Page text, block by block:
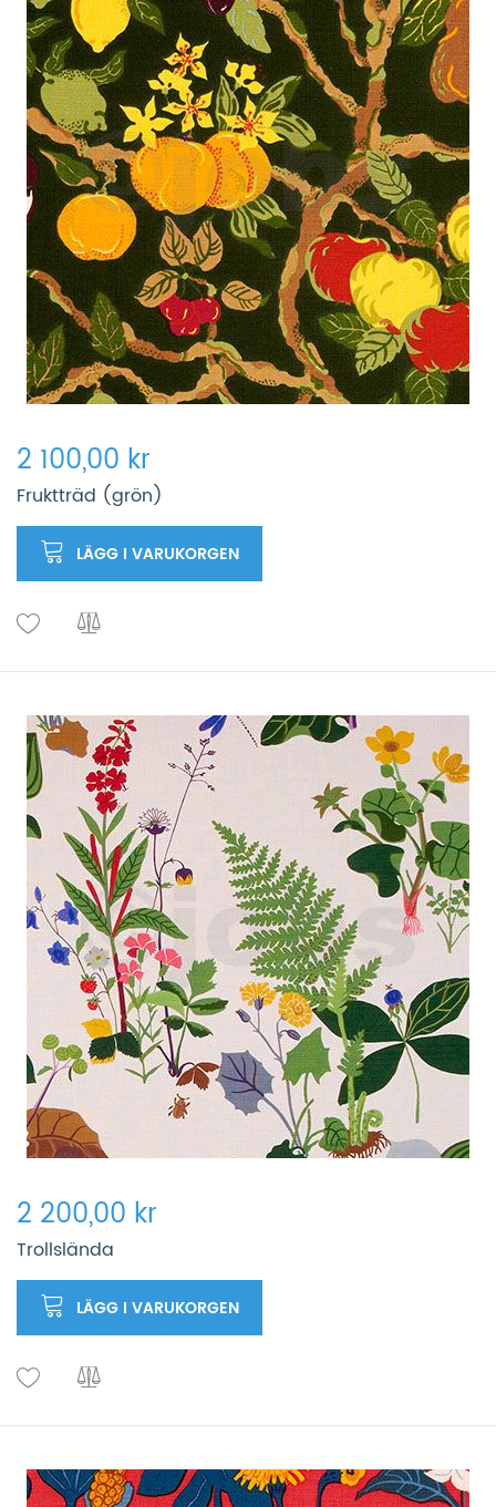
2 100,00 kr
Fruktträd (grön)
LÄGG I VARUKORGEN
2 200,00 kr
Trollslända
LÄGG I VARUKORGEN